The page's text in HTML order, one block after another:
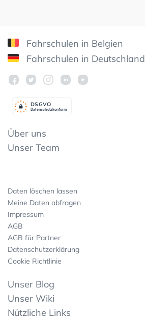
Fahrschulen in Belgien
Fahrschulen in Deutschland
Datenschutzkonform
DSGVO
Über uns
Unser Team
Daten löschen lassen
Meine Daten abfragen
Impressum
AGB
AGB für Partner
Datenschutzerklärung
Cookie Richtlinie
Unser Blog
Unser Wiki
Nützliche Links